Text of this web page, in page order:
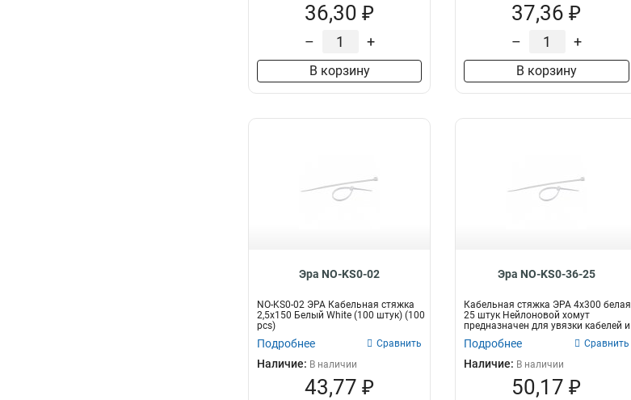
36,30 ₽
– +
В корзину
37,36 ₽
– +
В корзину
Эра NO-KS0-02
NO-KS0-02 ЭРА Кабельная стяжка
2,5х150 Белый White (100 штук) (100
pcs)
Подробнее Сравнить
Наличие: В наличии
43,77 ₽
Эра NO-KS0-36-25
Кабельная стяжка ЭРА 4x300 белая
25 штук Нейлоновой хомут
предназначен для увязки кабелей и
Подробнее Сравнить
Наличие: В наличии
50,17 ₽